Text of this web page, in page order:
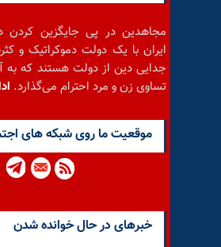
مجاهدین در پی جایگزین کردن
ایران با یک دولت دموکراتیک و
جدایی دین از دولت هستند که به
تساوی زن و مرد احترام می‌گذارد.
موقعيت ما روى شبكه هاى
خبرهای در حال خوانده شدن